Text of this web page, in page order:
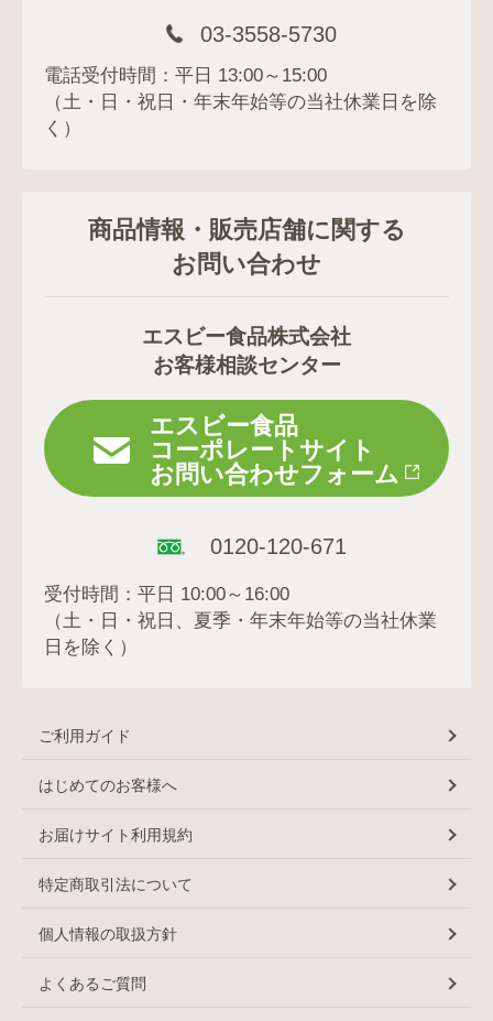
03-3558-5730
電話受付時間：平日 13:00～15:00
（土・日・祝日・年末年始等の当社休業日を除
く）
商品情報・販売店舗に関する
お問い合わせ
エスビー食品株式会社
お客様相談センター
エスビー食品
コーポレートサイト
お問い合わせフォーム
0120-120-671
受付時間：平日 10:00～16:00
（土・日・祝日、夏季・年末年始等の当社休業
日を除く）
ご利用ガイド
はじめてのお客様へ
お届けサイト利用規約
特定商取引法について
個人情報の取扱方針
よくあるご質問